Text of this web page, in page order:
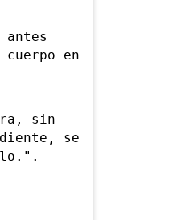
en
sin
se